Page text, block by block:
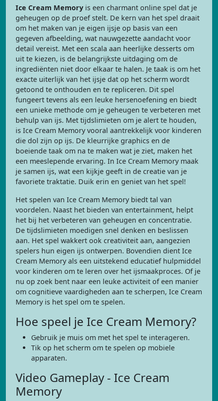
Ice Cream Memory is een charmant online spel dat je
geheugen op de proef stelt. De kern van het spel draait
om het maken van je eigen ijsje op basis van een
gegeven afbeelding, wat nauwgezette aandacht voor
detail vereist. Met een scala aan heerlijke desserts om
uit te kiezen, is de belangrijkste uitdaging om de
ingrediënten niet door elkaar te halen. Je taak is om het
exacte uiterlijk van het ijsje dat op het scherm wordt
getoond te onthouden en te repliceren. Dit spel
fungeert tevens als een leuke hersenoefening en biedt
een unieke methode om je geheugen te verbeteren met
behulp van ijs. Met tijdslimieten om je alert te houden,
is Ice Cream Memory vooral aantrekkelijk voor kinderen
die dol zijn op ijs. De kleurrijke graphics en de
boeiende taak om na te maken wat je ziet, maken het
een meeslepende ervaring. In Ice Cream Memory maak
je samen ijs, wat een kijkje geeft in de creatie van je
favoriete traktatie. Duik erin en geniet van het spel!
Het spelen van Ice Cream Memory biedt tal van
voordelen. Naast het bieden van entertainment, helpt
het bij het verbeteren van geheugen en concentratie.
De tijdslimieten moedigen snel denken en beslissen
aan. Het spel wakkert ook creativiteit aan, aangezien
spelers hun eigen ijs ontwerpen. Bovendien dient Ice
Cream Memory als een uitstekend educatief hulpmiddel
voor kinderen om te leren over het ijsmaakproces. Of je
nu op zoek bent naar een leuke activiteit of een manier
om cognitieve vaardigheden aan te scherpen, Ice Cream
Memory is het spel om te spelen.
Hoe speel je Ice Cream Memory?
Gebruik je muis om met het spel te interageren.
Tik op het scherm om te spelen op mobiele
apparaten.
Video Gameplay - Ice Cream
Memory